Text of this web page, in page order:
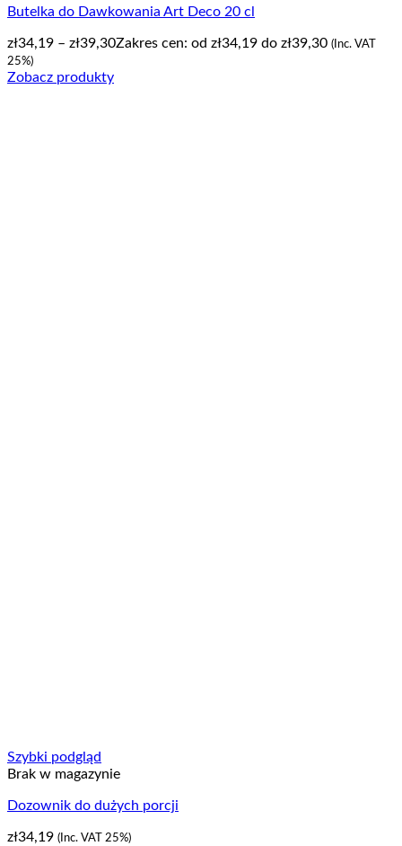
Butelka do Dawkowania Art Deco 20 cl
zł34,19 – zł39,30Zakres cen: od zł34,19 do zł39,30 (Inc. VAT
25%)
Zobacz produkty
Szybki podgląd
Brak w magazynie
Dozownik do dużych porcji
zł34,19 (Inc. VAT 25%)